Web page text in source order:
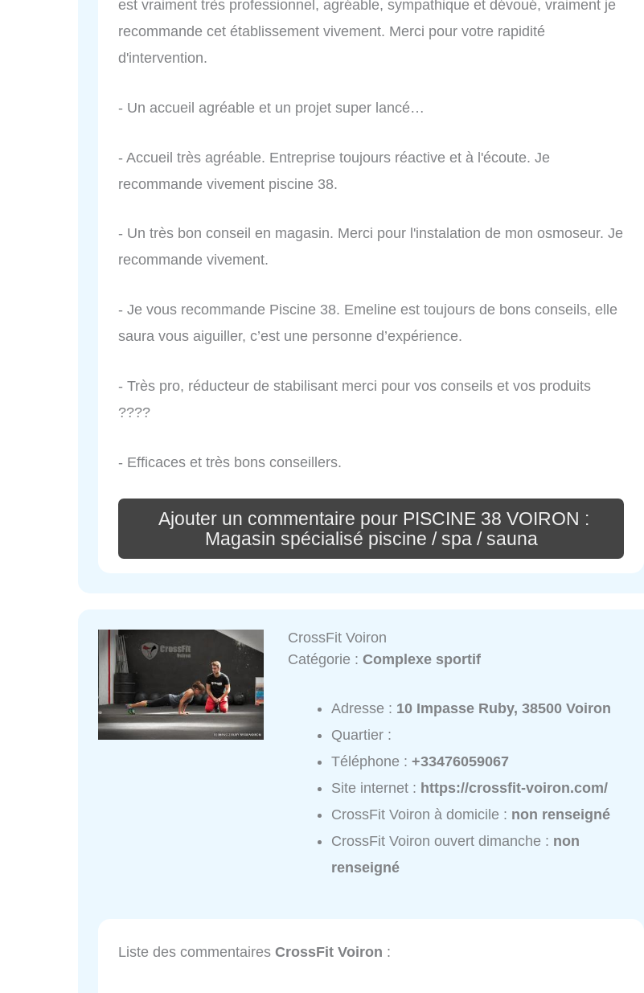
est vraiment très professionnel, agréable, sympathique et dévoué, vraiment je
recommande cet établissement vivement. Merci pour votre rapidité
d'intervention.
- Un accueil agréable et un projet super lancé…
- Accueil très agréable. Entreprise toujours réactive et à l'écoute. Je
recommande vivement piscine 38.
- Un très bon conseil en magasin. Merci pour l'instalation de mon osmoseur. Je
recommande vivement.
- Je vous recommande Piscine 38. Emeline est toujours de bons conseils, elle
saura vous aiguiller, c’est une personne d’expérience.
- Très pro, réducteur de stabilisant merci pour vos conseils et vos produits
????
- Efficaces et très bons conseillers.
Ajouter un commentaire pour PISCINE 38 VOIRON :
Magasin spécialisé piscine / spa / sauna
CrossFit Voiron
Catégorie :Complexe sportif
Adresse : 10 Impasse Ruby, 38500 Voiron
Quartier :
Téléphone :+33476059067
Site internet : https://crossfit-voiron.com/
CrossFit Voiron à domicile : non renseigné
CrossFit Voiron ouvert dimanche : non
renseigné
Liste des commentaires CrossFit Voiron :